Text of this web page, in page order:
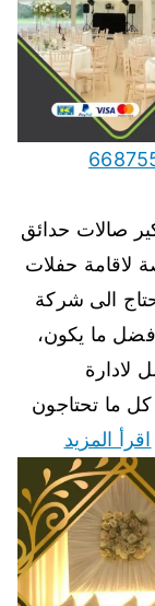
منازل الكويت 66875552
صالات حدائق
لاقامة حفلات
الى شركة
ما يكون،
لادارة
كل ما تحتاجون
اقرأ المزيد